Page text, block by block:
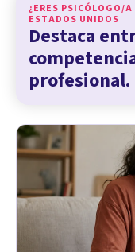
¿ERES PSICÓLOGO/A
ESTADOS UNIDOS
Destaca
profesional.